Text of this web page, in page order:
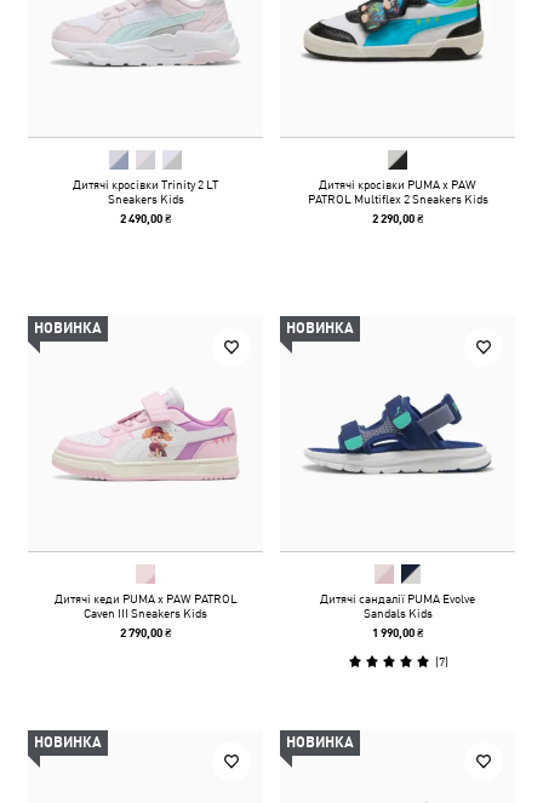
Дитячі кросівки Trinity 2 LT
Sneakers Kids
2 490,00 ₴
Дитячі кросівки PUMA x PAW
PATROL Multiflex 2 Sneakers Kids
2 290,00 ₴
НОВИНКА
Дитячі кеди PUMA x PAW PATROL
Caven III Sneakers Kids
2 790,00 ₴
НОВИНКА
Дитячі сандалії PUMA Evolve
Sandals Kids
1 990,00 ₴
(7)
НОВИНКА НОВИНКА